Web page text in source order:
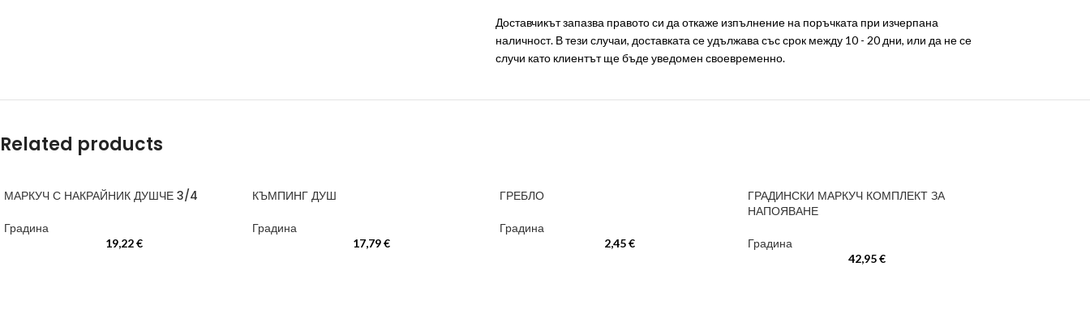
Доставчикът запазва правото си да откаже изпълнение на поръчката при изчерпана
наличност. В тези случаи, доставката се удължава със срок между 10 - 20 дни, или да не се
случи като клиентът ще бъде уведомен своевременно.
Related products
МАРКУЧ С НАКРАЙНИК ДУШЧЕ 3/4
Градина
19,22€
КЪМПИНГ ДУШ
Градина
17,79€
ГРЕБЛО
Градина
2,45€
ГРАДИНСКИ МАРКУЧ КОМПЛЕКТ ЗА
НАПОЯВАНЕ
Градина
42,95€